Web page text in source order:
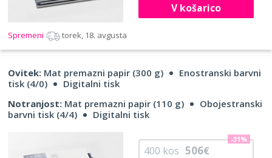
V košarico
Spremeni torek, 18. avgusta
Ovitek: Mat premazni papir (300 g)
Enostranski barvni
tisk (4/0)
Digitalni tisk
Notranjost: Mat premazni papir (110 g)
Obojestranski
barvni tisk (4/4)
Digitalni tisk
400 kos 506€
-31%